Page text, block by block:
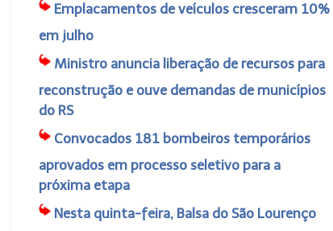
Emplacamentos de veículos cresceram 10%
em julho
Ministro anuncia liberação de recursos para
reconstrução e ouve demandas de municípios
do RS
Convocados 181 bombeiros temporários
aprovados em processo seletivo para a
próxima etapa
Nesta quinta-feira, Balsa do São Lourenço